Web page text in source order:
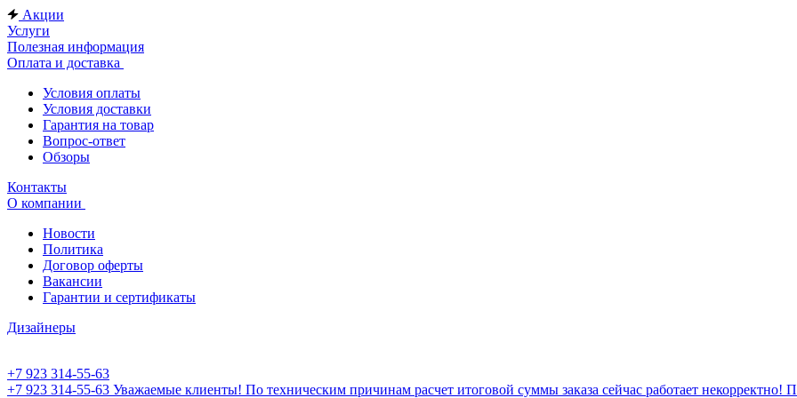
Акции
Услуги
Полезная информация
Оплата и доставка
Условия оплаты
Условия доставки
Гарантия на товар
Вопрос-ответ
Обзоры
Контакты
О компании
Новости
Политика
Договор оферты
Вакансии
Гарантии и сертификаты
Дизайнеры
+7 923 314-55-63
+7 923 314-55-63 Уважаемые клиенты! По техническим причинам расчет итоговой суммы заказа сейчас работает